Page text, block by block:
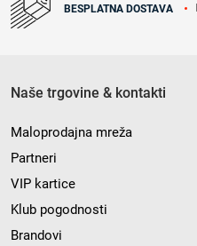
BESPLATNA DOSTAVA
Naše trgovine & kontakti
Maloprodajna mreža
Partneri
VIP kartice
Klub pogodnosti
Brandovi